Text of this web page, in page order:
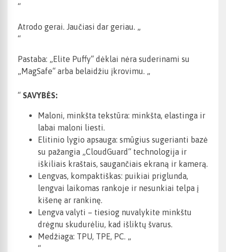
“
Atrodo gerai. Jaučiasi dar geriau. „
“
Pastaba: „Elite Puffy“ dėklai nėra suderinami su
„MagSafe“ arba belaidžiu įkrovimu. „
“ SAVYBĖS:
Maloni, minkšta tekstūra: minkšta, elastinga ir
labai maloni liesti.
Elitinio lygio apsauga: smūgius sugerianti bazė
su pažangia „CloudGuard“ technologija ir
iškiliais kraštais, saugančiais ekraną ir kamerą.
Lengvas, kompaktiškas: puikiai priglunda,
lengvai laikomas rankoje ir nesunkiai telpa į
kišenę ar rankinę.
Lengva valyti – tiesiog nuvalykite minkštu
drėgnu skudurėliu, kad išliktų švarus.
Medžiaga: TPU, TPE, PC. „
“